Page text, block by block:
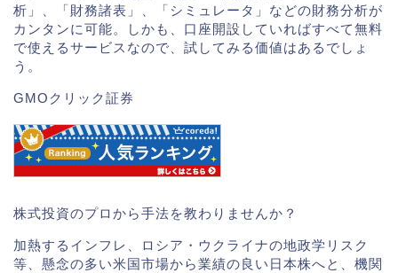
析」、「財務諸表」、「シミュレータ」などの財務分析が
カンタンに可能。しかも、口座開設していればすべて無料
で使えるサービスなので、試してみる価値はあるでしょ
う。
GMOクリック証券
株式投資のプロから手法を教わりませんか？
加熱するインフレ、ロシア・ウクライナの地政学リスク
等、懸念の多い米国市場から業績の良い日本株へと、機関